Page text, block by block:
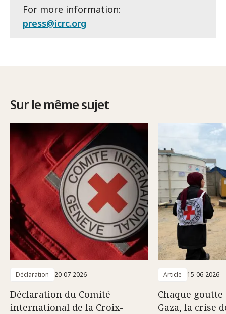
For more information:
press@icrc.org
Sur le même sujet
Déclaration 20-07-2026
Déclaration du Comité
international de la Croix-
Article 15-06-2026
Chaque goutte
Gaza, la crise